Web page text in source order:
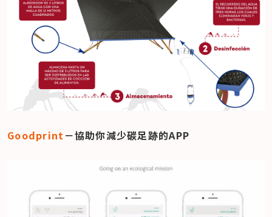
Goodprint－協助你減少碳足跡的APP